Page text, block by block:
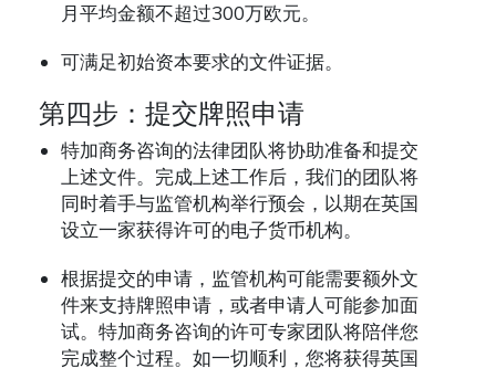
月平均金额不超过300万欧元。
可满足初始资本要求的文件证据。
第四步：提交牌照申请
特加商务咨询的法律团队将协助准备和提交
上述文件。完成上述工作后，我们的团队将
同时着手与监管机构举行预会，以期在英国
设立一家获得许可的电子货币机构。
根据提交的申请，监管机构可能需要额外文
件来支持牌照申请，或者申请人可能参加面
试。特加商务咨询的许可专家团队将陪伴您
完成整个过程。如一切顺利，您将获得英国